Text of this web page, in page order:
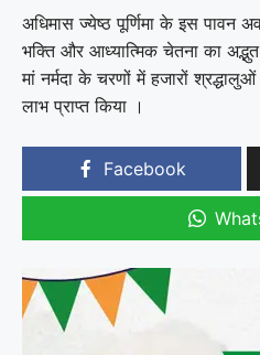
अधिमास ज्येष्ठ पूर्णिमा के इस पावन
भक्ति और आध्यात्मिक चेतना का
मां नर्मदा के चरणों में हजारों
लाभ प्राप्त किया ।
Facebook